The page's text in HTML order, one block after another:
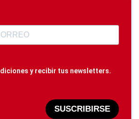
y recibir tus newsletters.
SUSCRIBIRSE